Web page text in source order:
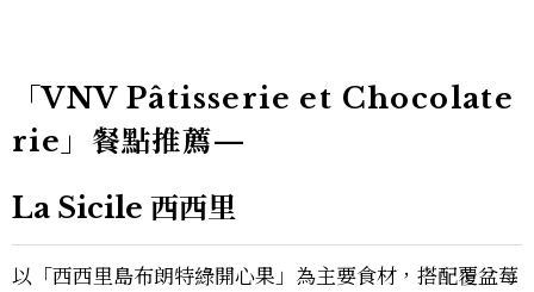
「VNV Pâtisserie et Chocolate
rie」餐點推薦—
La Sicile 西西里
以「西西里島布朗特綠開心果」為主要食材，搭配覆盆莓